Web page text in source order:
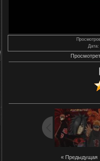
Дата:
« Предыдущая